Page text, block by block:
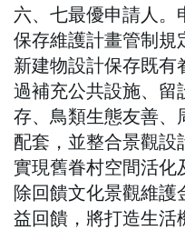
六、七最優申請人。
保存維護計畫管制規
新建物設計保存既有
過補充公共設施、留
存、鳥類生態友善、
配套，並整合景觀設
實現舊眷村空間活化
除回饋文化景觀維護
益回饋，將打造生活